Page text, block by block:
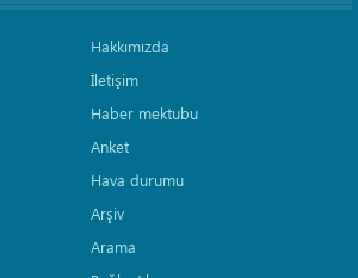
Hakkımızda
İletişim
Haber mektubu
Anket
Hava durumu
Arşiv
Arama